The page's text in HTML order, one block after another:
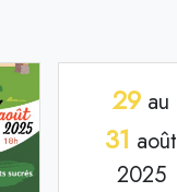
29 au
31 août
2025